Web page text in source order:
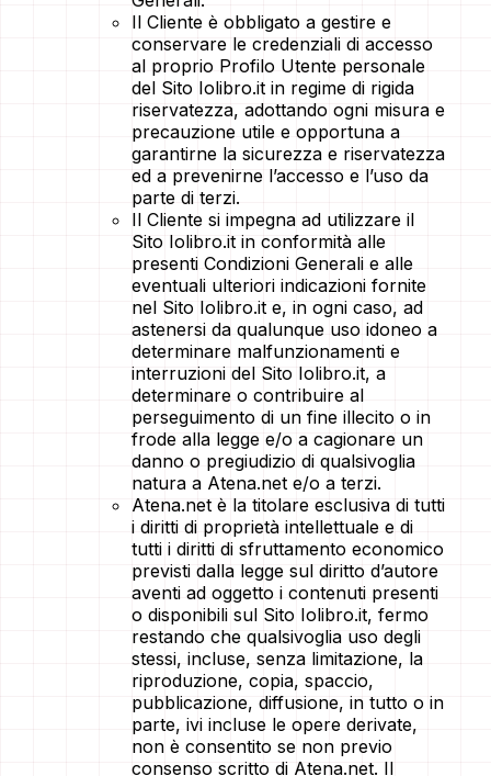
Il Cliente è obbligato a gestire e
conservare le credenziali di accesso
al proprio Profilo Utente personale
del Sito Iolibro.it in regime di rigida
riservatezza, adottando ogni misura e
precauzione utile e opportuna a
garantirne la sicurezza e riservatezza
ed a prevenirne l’accesso e l’uso da
parte di terzi.
Il Cliente si impegna ad utilizzare il
Sito Iolibro.it in conformità alle
presenti Condizioni Generali e alle
eventuali ulteriori indicazioni fornite
nel Sito Iolibro.it e, in ogni caso, ad
astenersi da qualunque uso idoneo a
determinare malfunzionamenti e
interruzioni del Sito Iolibro.it, a
determinare o contribuire al
perseguimento di un fine illecito o in
frode alla legge e/o a cagionare un
danno o pregiudizio di qualsivoglia
natura a Atena.net e/o a terzi.
Atena.net è la titolare esclusiva di tutti
i diritti di proprietà intellettuale e di
tutti i diritti di sfruttamento economico
previsti dalla legge sul diritto d’autore
aventi ad oggetto i contenuti presenti
o disponibili sul Sito Iolibro.it, fermo
restando che qualsivoglia uso degli
stessi, incluse, senza limitazione, la
riproduzione, copia, spaccio,
pubblicazione, diffusione, in tutto o in
parte, ivi incluse le opere derivate,
non è consentito se non previo
consenso scritto di Atena.net. Il